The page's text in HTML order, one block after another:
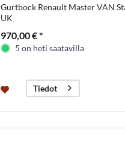
Gurtbock Renault Master VAN
UK
970,00 € *
5 on heti saatavilla
Tiedot